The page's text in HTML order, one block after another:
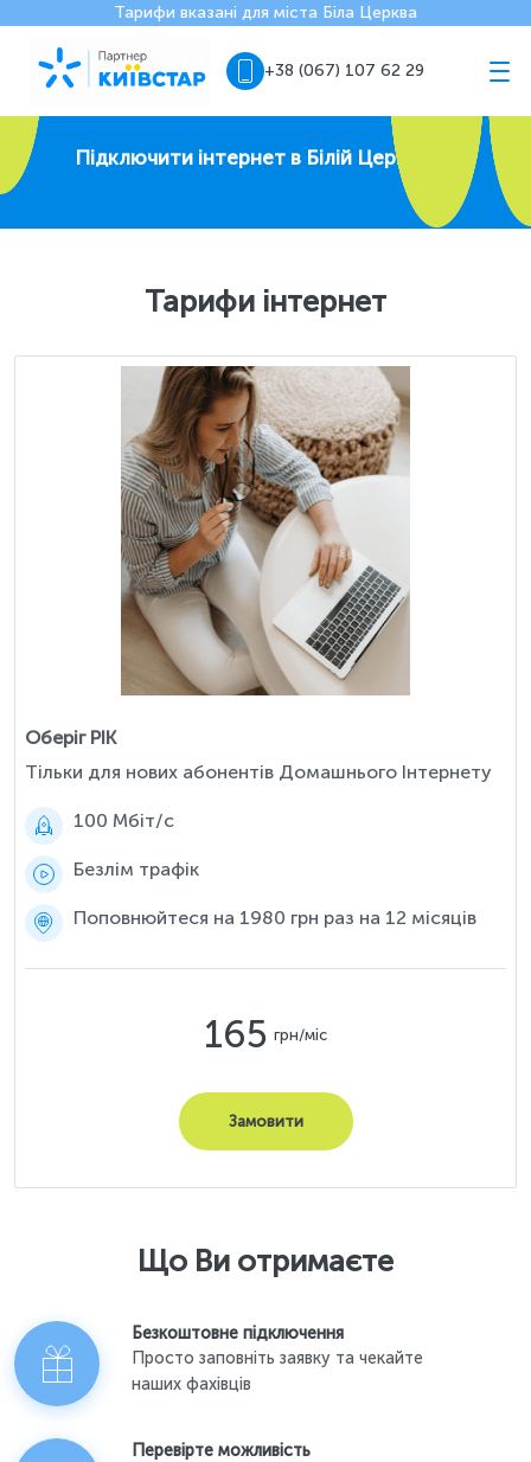
Тарифи вказані для міста Біла Церква
+38 (067) 107 62 29
Підключити інтернет в Білій Церкві
Тарифи інтернет
Оберіг РІК
Тільки для нових абонентів Домашнього Інтернету
100 Мбіт/c
Безлім трафік
Поповнюйтеся на 1980 грн раз на 12 місяців
165 грн/міс
Замовити
Що Ви отримаєте
Безкоштовне підключення
Просто заповніть заявку та чекайте
наших фахівців
Перевірте можливість